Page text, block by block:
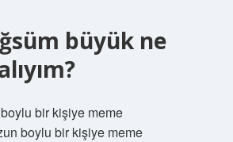
büyük ne
bir kişiye meme
boylu bir kişiye meme